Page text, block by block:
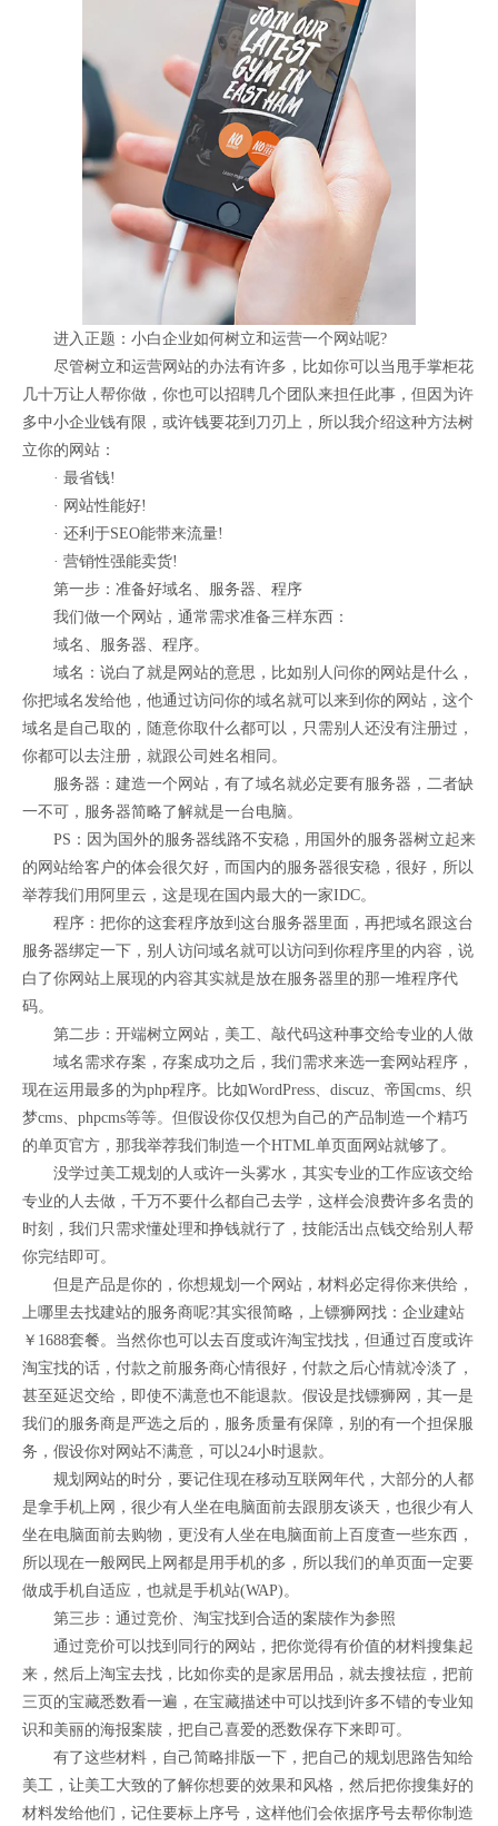
进入正题：小白企业如何树立和运营一个网站呢?
尽管树立和运营网站的办法有许多，比如你可以当甩手掌柜花
几十万让人帮你做，你也可以招聘几个团队来担任此事，但因为许
多中小企业钱有限，或许钱要花到刀刃上，所以我介绍这种方法树
立你的网站：
· 最省钱!
· 网站性能好!
· 还利于SEO能带来流量!
· 营销性强能卖货!
第一步：准备好域名、服务器、程序
我们做一个网站，通常需求准备三样东西：
域名、服务器、程序。
域名：说白了就是网站的意思，比如别人问你的网站是什么，
你把域名发给他，他通过访问你的域名就可以来到你的网站，这个
域名是自己取的，随意你取什么都可以，只需别人还没有注册过，
你都可以去注册，就跟公司姓名相同。
服务器：建造一个网站，有了域名就必定要有服务器，二者缺
一不可，服务器简略了解就是一台电脑。
PS：因为国外的服务器线路不安稳，用国外的服务器树立起来
的网站给客户的体会很欠好，而国内的服务器很安稳，很好，所以
举荐我们用阿里云，这是现在国内最大的一家IDC。
程序：把你的这套程序放到这台服务器里面，再把域名跟这台
服务器绑定一下，别人访问域名就可以访问到你程序里的内容，说
白了你网站上展现的内容其实就是放在服务器里的那一堆程序代
码。
第二步：开端树立网站，美工、敲代码这种事交给专业的人做
域名需求存案，存案成功之后，我们需求来选一套网站程序，
现在运用最多的为php程序。比如WordPress、discuz、帝国cms、织
梦cms、phpcms等等。但假设你仅仅想为自己的产品制造一个精巧
的单页官方，那我举荐我们制造一个HTML单页面网站就够了。
没学过美工规划的人或许一头雾水，其实专业的工作应该交给
专业的人去做，千万不要什么都自己去学，这样会浪费许多名贵的
时刻，我们只需求懂处理和挣钱就行了，技能活出点钱交给别人帮
你完结即可。
但是产品是你的，你想规划一个网站，材料必定得你来供给，
上哪里去找建站的服务商呢?其实很简略，上镖狮网找：企业建站
￥1688套餐。当然你也可以去百度或许淘宝找找，但通过百度或许
淘宝找的话，付款之前服务商心情很好，付款之后心情就冷淡了，
甚至延迟交给，即使不满意也不能退款。假设是找镖狮网，其一是
我们的服务商是严选之后的，服务质量有保障，别的有一个担保服
务，假设你对网站不满意，可以24小时退款。
规划网站的时分，要记住现在移动互联网年代，大部分的人都
是拿手机上网，很少有人坐在电脑面前去跟朋友谈天，也很少有人
坐在电脑面前去购物，更没有人坐在电脑面前上百度查一些东西，
所以现在一般网民上网都是用手机的多，所以我们的单页面一定要
做成手机自适应，也就是手机站(WAP)。
第三步：通过竞价、淘宝找到合适的案牍作为参照
通过竞价可以找到同行的网站，把你觉得有价值的材料搜集起
来，然后上淘宝去找，比如你卖的是家居用品，就去搜祛痘，把前
三页的宝藏悉数看一遍，在宝藏描述中可以找到许多不错的专业知
识和美丽的海报案牍，把自己喜爱的悉数保存下来即可。
有了这些材料，自己简略排版一下，把自己的规划思路告知给
美工，让美工大致的了解你想要的效果和风格，然后把你搜集好的
材料发给他们，记住要标上序号，这样他们会依据序号去帮你制造